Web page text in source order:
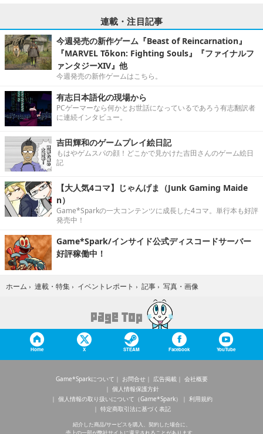
連載・注目記事
今週発売の新作ゲーム『Beast of Reincarnation』
『MARVEL Tōkon: Fighting Souls』『ファイナルフ
ァンタジーXIV』他
今週発売の新作ゲームはこちら。
有志日本語化の現場から
PCゲーマーなら何かとお世話になっているであろう有志翻訳者
に連続インタビュー。
吉田輝和のゲームプレイ絵日記
もはやゲムスパの顔！どこかで見かけた吉田さんのゲーム絵日
記
【大人気4コマ】じゃんげま（Junk Gaming Maide
n）
Game*Sparkの一大コンテンツに成長した4コマ。単行本も好評
発売中！
Game*Spark/インサイド公式ディスコードサーバー
好評稼働中！
ホーム › 連載・特集 › イベントレポート › 記事 › 写真・画像
Home X STEAM Facebook YouTube
Game*Sparkについて お問合せ 広告掲載
会社概要
個人情報保護方針
個人情報の取り扱いについて（Game*Spark）
利用規約
特定商取引法に基づく表記
紹介した商品/サービスを購入、契約した場合に、